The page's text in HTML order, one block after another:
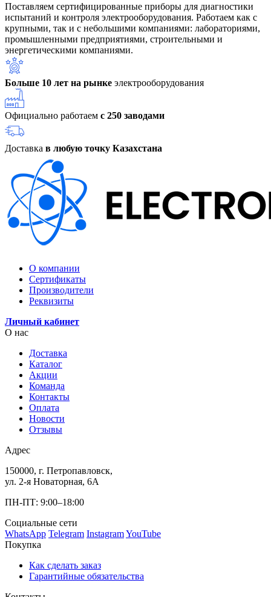
Поставляем сертифицированные приборы для диагностики
испытаний и контроля электрооборудования. Работаем как с
крупными, так и с небольшими компаниями: лабораториями,
промышленными предприятиями, строительными и
энергетическими компаниями.
Больше 10 лет на рынке электрооборудования
Официально работаем с 250 заводами
Доставка в любую точку Казахстана
О компании
Сертификаты
Производители
Реквизиты
Личный кабинет
О нас
Доставка
Каталог
Акции
Команда
Контакты
Оплата
Новости
Отзывы
Адрес
150000, г. Петропавловск,
ул. 2-я Новаторная, 6А
ПН-ПТ: 9:00–18:00
Социальные сети
WhatsApp Telegram InstagramYouTube
Покупка
Как сделать заказ
Гарантийные обязательства